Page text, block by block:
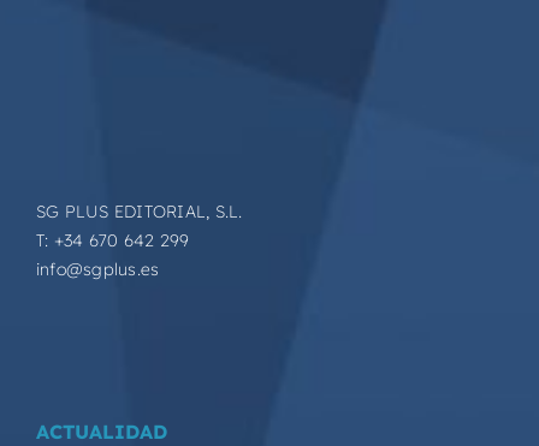
SG PLUS EDITORIAL, S.L.
T: +34 670 642 299
info@sgplus.es
ACTUALIDAD